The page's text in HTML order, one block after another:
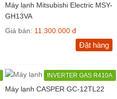
Máy lạnh Mitsubishi Electric MSY-
GH13VA
Giá bán: 11.300.000 đ
Đặt hàng
INVERTER GAS R410A
Máy lạnh CASPER GC-12TL22